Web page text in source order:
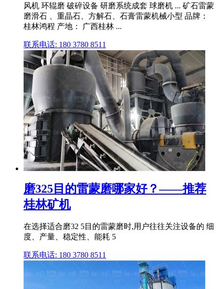
风机 环辊磨 破碎设备 研磨系统成套 球磨机 ... 矿石雷蒙
磨滑石 、重晶石、方解石、石膏雷蒙机械小型 品牌：
桂林鸿程 产地： 广西桂林 ...
联系电话: 180 3780 8511
磨325目的雷蒙磨哪家好？——推荐
桂林矿机
在选择适合磨32 5目的雷蒙磨时,用户往往关注设备的 细
度、产量、稳定性、能耗 5
联系电话: 180 3780 8511